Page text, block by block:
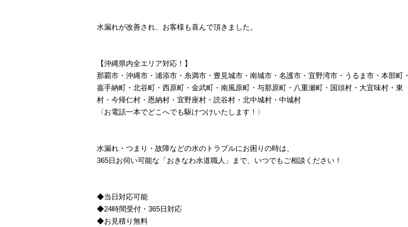
水漏れが改善され、お客様も喜んで頂きました。
【沖縄県内全エリア対応！】
那覇市・沖縄市・浦添市・糸満市・豊見城市・南城市・名護市・宜野湾市・うるま市・本部町・
嘉手納町・北谷町・西原町・金武町・南風原町・与那原町・八重瀬町・国頭村・大宜味村・東
村・今帰仁村・恩納村・宜野座村・読谷村・北中城村・中城村
〈お電話一本でどこへでも駆けつけいたします！〉
水漏れ・つまり・故障などの水のトラブルにお困りの時は、
365日お伺い可能な「おきなわ水道職人」まで、いつでもご相談ください！
◆当日対応可能
◆24時間受付・365日対応
◆お見積り無料